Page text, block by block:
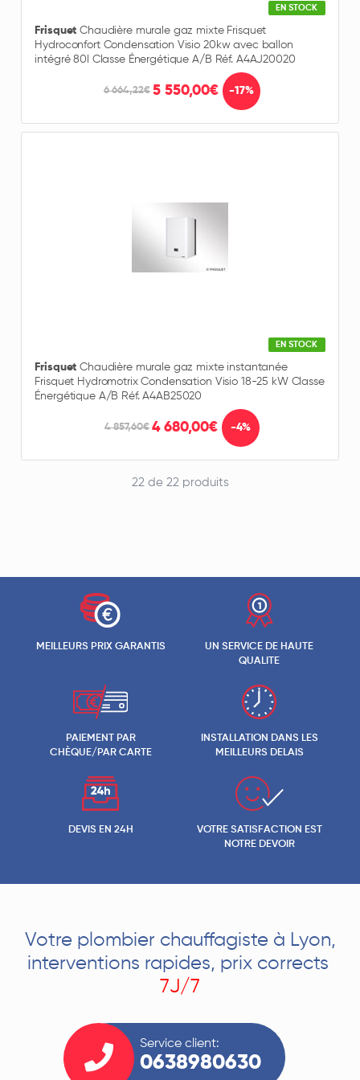
EN STOCK
Frisquet Chaudière murale gaz mixte Frisquet
Hydroconfort Condensation Visio 20kw avec ballon
intégré 80l Classe Énergétique A/B Réf. A4AJ20020
6 664,22€ 5 550,00€ -17%
EN STOCK
Frisquet Chaudière murale gaz mixte instantanée
Frisquet Hydromotrix Condensation Visio 18-25 kW Classe
Énergétique A/B Réf. A4AB25020
4 857,60€ 4 680,00€ -4%
22 de 22 produits
MEILLEURS PRIX GARANTIS
UN SERVICE DE HAUTE
QUALITE
PAIEMENT PAR
CHÈQUE/PAR CARTE
INSTALLATION DANS LES
MEILLEURS DELAIS
DEVIS EN 24H
VOTRE SATISFACTION EST
NOTRE DEVOIR
Votre plombier chauffagiste à Lyon,
interventions rapides, prix corrects
7J/7
Service client:
0638980630